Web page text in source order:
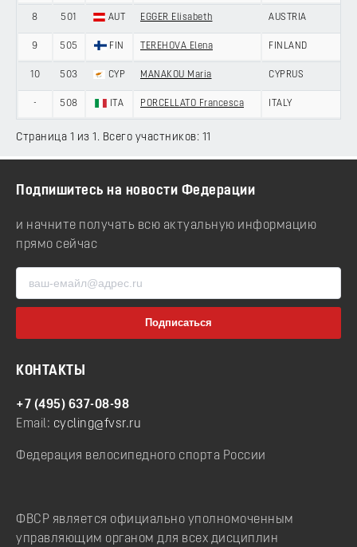
8 501 AUT EGGER Elisabeth AUSTRIA
9 505 FIN TEREHOVA Elena FINLAND
10 503 CYP MANAKOU Maria CYPRUS
- 508 ITA PORCELLATO Francesca ITALY
Страница 1 из 1. Всего участников: 11
Подпишитесь на новости Федерации
и начните получать всю актуальную информацию
прямо сейчас
КОНТАКТЫ
+7 (495) 637-08-98
Email: cycling@fvsr.ru
Федерация велосипедного спорта России
ФВСР является официально уполномоченным
управляющим органом для всех дисциплин